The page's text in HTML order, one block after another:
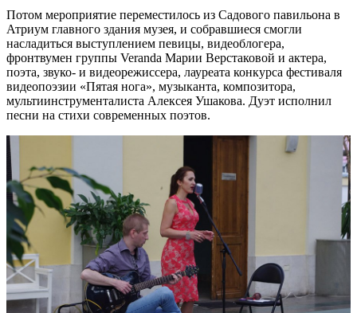
Потом мероприятие переместилось из Садового павильона в
Атриум главного здания музея, и собравшиеся смогли
насладиться выступлением певицы, видеоблогера,
фронтвумен группы Veranda Марии Верстаковой и актера,
поэта, звуко- и видеорежиссера, лауреата конкурса фестиваля
видеопоэзии «Пятая нога», музыканта, композитора,
мультиинструменталиста Алексея Ушакова. Дуэт исполнил
песни на стихи современных поэтов.